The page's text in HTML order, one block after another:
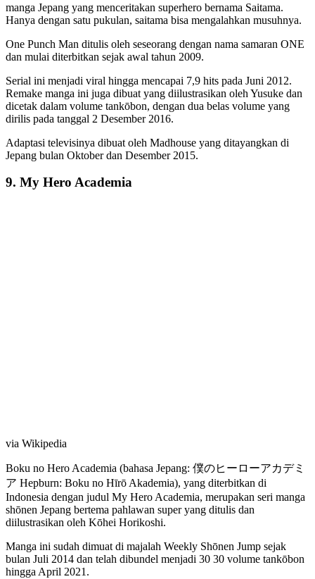
manga Jepang yang menceritakan superhero bernama Saitama.
Hanya dengan satu pukulan, saitama bisa mengalahkan musuhnya.
One Punch Man ditulis oleh seseorang dengan nama samaran ONE
dan mulai diterbitkan sejak awal tahun 2009.
Serial ini menjadi viral hingga mencapai 7,9 hits pada Juni 2012.
Remake manga ini juga dibuat yang diilustrasikan oleh Yusuke dan
dicetak dalam volume tankōbon, dengan dua belas volume yang
dirilis pada tanggal 2 Desember 2016.
Adaptasi televisinya dibuat oleh Madhouse yang ditayangkan di
Jepang bulan Oktober dan Desember 2015.
9. My Hero Academia
via Wikipedia
Boku no Hero Academia (bahasa Jepang: 僕のヒーローアカデミ
ア Hepburn: Boku no Hīrō Akademia), yang diterbitkan di
Indonesia dengan judul My Hero Academia, merupakan seri manga
shōnen Jepang bertema pahlawan super yang ditulis dan
diilustrasikan oleh Kōhei Horikoshi.
Manga ini sudah dimuat di majalah Weekly Shōnen Jump sejak
bulan Juli 2014 dan telah dibundel menjadi 30 30 volume tankōbon
hingga April 2021.